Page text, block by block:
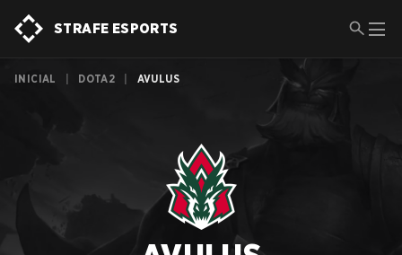
STRAFE ESPORTS
INICIAL DOTA2 AVULUS